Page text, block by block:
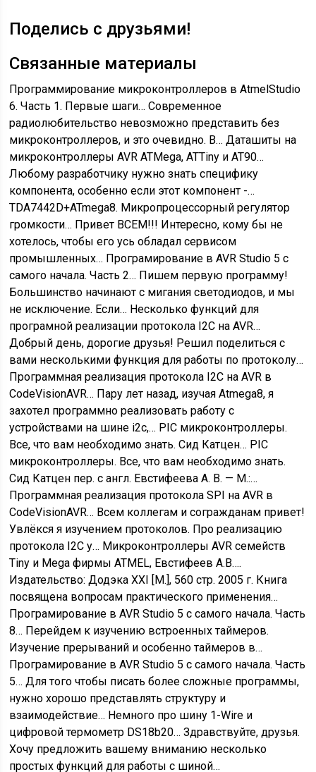
Поделись с друзьями!
Связанные материалы
Программирование микроконтроллеров в AtmelStudio
6. Часть 1. Первые шаги… Современное
радиолюбительство невозможно представить без
микроконтроллеров, и это очевидно. В… Даташиты на
микроконтроллеры AVR ATMega, ATTiny и AT90…
Любому разработчику нужно знать специфику
компонента, особенно если этот компонент -…
TDA7442D+ATmega8. Микропроцессорный регулятор
громкости… Привет ВСЕМ!!! Интересно, кому бы не
хотелось, чтобы его усь обладал сервисом
промышленных… Програмирование в AVR Studio 5 с
самого начала. Часть 2… Пишем первую программу!
Большинство начинают с мигания светодиодов, и мы
не исключение. Если… Несколько функций для
програмной реализации протокола I2C на AVR…
Добрый день, дорогие друзья! Решил поделиться с
вами несколькими функция для работы по протоколу…
Программная реализация протокола I2C на AVR в
CodeVisionAVR… Пару лет назад, изучая Atmega8, я
захотел программно реализовать работу с
устройствами на шине i2c,… PIC микроконтроллеры.
Все, что вам необходимо знать. Сид Катцен… PIC
микроконтроллеры. Все, что вам необходимо знать.
Сид Катцен пер. с англ. Евстифеева А. В. — М.:…
Программная реализация протокола SPI на AVR в
CodeVisionAVR… Всем коллегам и согражданам привет!
Увлёкся я изучением протоколов. Про реализацию
протокола I2C у… Микроконтроллеры AVR семейств
Tiny и Mega фирмы ATMEL, Евстифеев А.В….
Издательство: Додэка XXI [М.], 560 стр. 2005 г. Книга
посвящена вопросам практического применения…
Програмирование в AVR Studio 5 с самого начала. Часть
8… Перейдем к изучению встроенных таймеров.
Изучение прерываний и особенно таймеров в…
Програмирование в AVR Studio 5 с самого начала. Часть
5… Для того чтобы писать более сложные программы,
нужно хорошо представлять структуру и
взаимодействие… Немного про шину 1-Wire и
цифровой термометр DS18b20… Здравствуйте, друзья.
Хочу предложить вашему вниманию несколько
простых функций для работы с шиной…